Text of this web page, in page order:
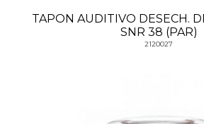
TAPON AUDITIVO DESECH.
SNR 38 (PAR)
2120027